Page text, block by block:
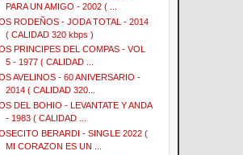
PARA UN AMIGO - 2002 ( ...
RODEÑOS - JODA TOTAL - 2014
( CALIDAD 320 kbps )
PRINCIPES DEL COMPAS - VOL
5 - 1977 ( CALIDAD ...
AVELINOS - 60 ANIVERSARIO -
2014 ( CALIDAD 320...
DEL BOHIO - LEVANTATE Y ANDA
- 1983 ( CALIDAD ...
BERARDI - SINGLE 2022 (
MI CORAZON ES UN ...